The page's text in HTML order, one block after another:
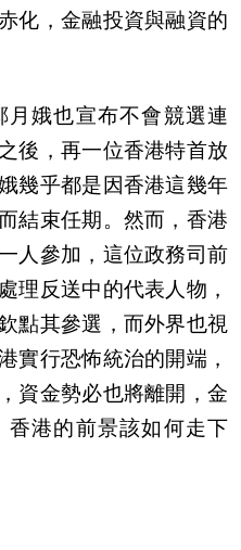
化，金融投資與融資的
娥也宣布不會競選連
後，再一位香港特首放
幾乎都是因香港這幾年
結束任期。然而，香港
人參加，這位政務司前
理反送中的代表人物，
點其參選，而外界也視
實行恐怖統治的開端，
資金勢必也將離開，金
港的前景該如何走下